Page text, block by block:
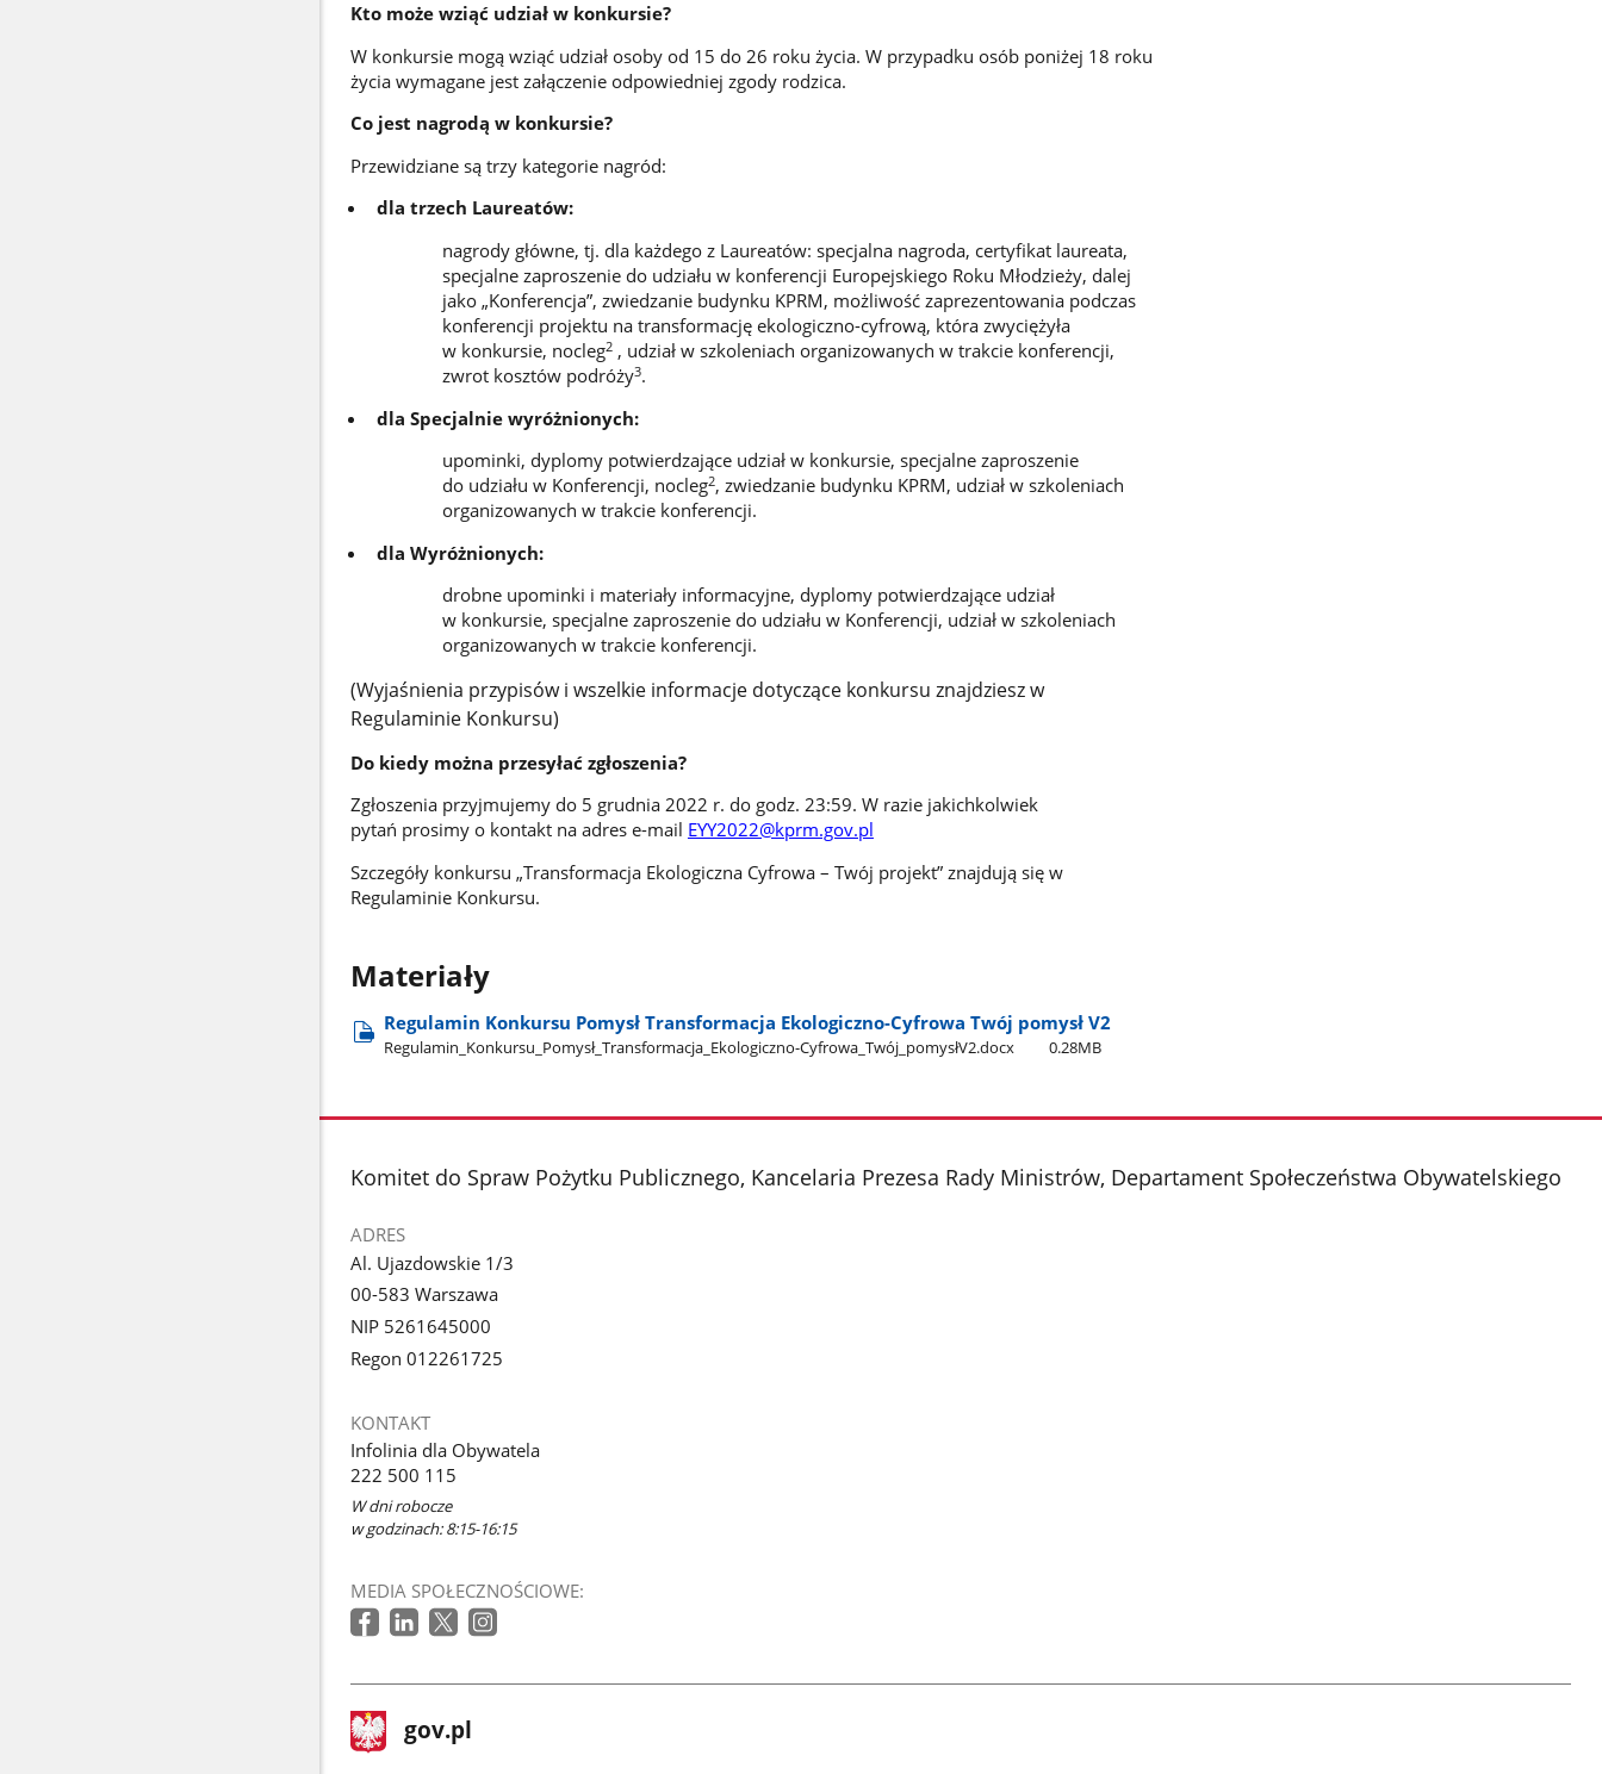
Kto może wziąć udział w konkursie?
W konkursie mogą wziąć udział osoby od 15 do 26 roku życia. W przypadku osób poniżej 18 roku
życia wymagane jest załączenie odpowiedniej zgody rodzica.
Co jest nagrodą w konkursie?
Przewidziane są trzy kategorie nagród:
dla trzech Laureatów:
nagrody główne, tj. dla każdego z Laureatów: specjalna nagroda, certyfikat laureata,
specjalne zaproszenie do udziału w konferencji Europejskiego Roku Młodzieży, dalej
jako „Konferencja”, zwiedzanie budynku KPRM, możliwość zaprezentowania podczas
konferencji projektu na transformację ekologiczno-cyfrową, która zwyciężyła
w konkursie, nocleg2, udział w szkoleniach organizowanych w trakcie konferencji,
zwrot kosztów podróży3.
dla Specjalnie wyróżnionych:
upominki, dyplomy potwierdzające udział w konkursie, specjalne zaproszenie
do udziału w Konferencji, nocleg2, zwiedzanie budynku KPRM, udział w szkoleniach
organizowanych w trakcie konferencji.
dla Wyróżnionych:
drobne upominki i materiały informacyjne, dyplomy potwierdzające udział
w konkursie, specjalne zaproszenie do udziału w Konferencji, udział w szkoleniach
organizowanych w trakcie konferencji.
(Wyjaśnienia przypisów i wszelkie informacje dotyczące konkursu znajdziesz w
Regulaminie Konkursu)
Do kiedy można przesyłać zgłoszenia?
Zgłoszenia przyjmujemy do 5 grudnia 2022 r. do godz. 23:59. W razie jakichkolwiek
pytań prosimy o kontakt na adres e-mail EYY2022@kprm.gov.pl
Szczegóły konkursu „Transformacja Ekologiczna Cyfrowa – Twój projekt” znajdują się w
Regulaminie Konkursu.
Materiały
Regulamin Konkursu Pomysł Transformacja Ekologiczno-Cyfrowa Twój pomysł V2
Regulamin​_Konkursu​_Pomysł​_Transformacja​_Ekologiczno-Cyfrowa​_Twój​_pomysłV2.docx 0.28MB
stopka
Komitet do Spraw Pożytku Publicznego, Kancelaria Prezesa Rady Ministrów, Departament Społeczeństwa Obywatelskiego
ADRES
Al. Ujazdowskie 1/3
00-583 Warszawa
NIP 5261645000
Regon 012261725
KONTAKT
Infolinia dla Obywatela
222 500 115
W dni robocze
w godzinach: 8:15-16:15
MEDIA SPOŁECZNOŚCIOWE:
stopka
gov.pl Strona
gov.pl